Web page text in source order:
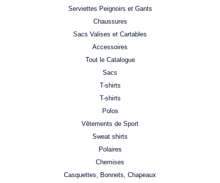
Serviettes Peignoirs et Gants
Chaussures
Sacs Valises et Cartables
Accessoires
Tout le Catalogue
Sacs
T-shirts
T-shirts
Polos
Vêtements de Sport
Sweat shirts
Polaires
Chemises
Casquettes, Bonnets, Chapeaux